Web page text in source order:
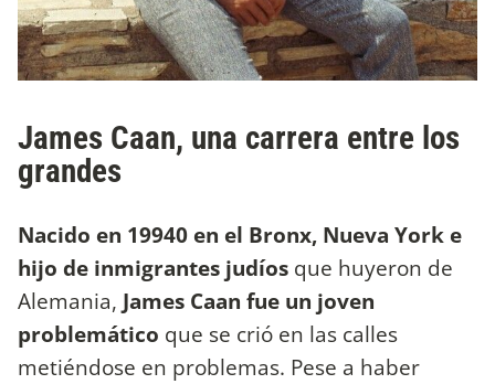
James Caan, una carrera entre los
grandes
Nacido en 19940 en el Bronx, Nueva York e
hijo de inmigrantes judíos que huyeron de
Alemania, James Caan fue un joven
problemático que se crió en las calles
metiéndose en problemas. Pese a haber